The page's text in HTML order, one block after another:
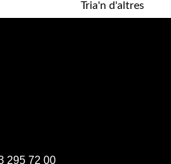
Tria'n d'altres
295 72 00